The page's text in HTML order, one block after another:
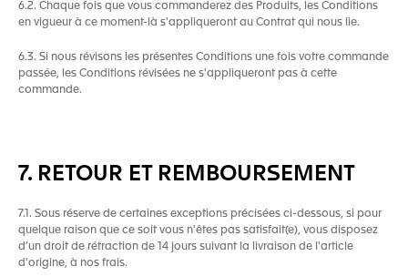
6.2. Chaque fois que vous commanderez des Produits, les Conditions
en vigueur à ce moment-là s'appliqueront au Contrat qui nous lie.
6.3. Si nous révisons les présentes Conditions une fois votre commande
passée, les Conditions révisées ne s'appliqueront pas à cette
commande.
7. RETOUR ET REMBOURSEMENT
7.1. Sous réserve de certaines exceptions précisées ci-dessous, si pour
quelque raison que ce soit vous n'êtes pas satisfait(e), vous disposez
d’un droit de rétraction de 14 jours suivant la livraison de l'article
d'origine, à nos frais.